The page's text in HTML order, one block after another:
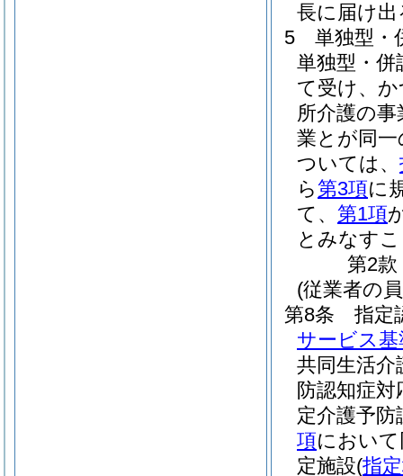
長に届け
5
単独型・
単独型・併
て受け、
所介護の
業とが同
ついては、
ら第3項に
て、 第1項
とみなす
第2款
(従業者の
第8条
指定
サービス
共同生活介
防認知症
定介護予
項におい
定施設(指